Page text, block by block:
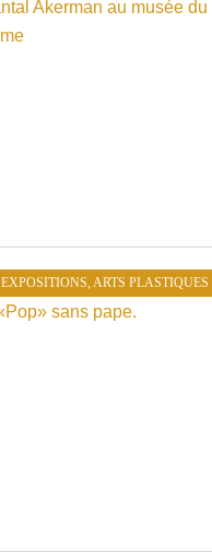
EXPOSITIONS ARTS PLASTIQUES